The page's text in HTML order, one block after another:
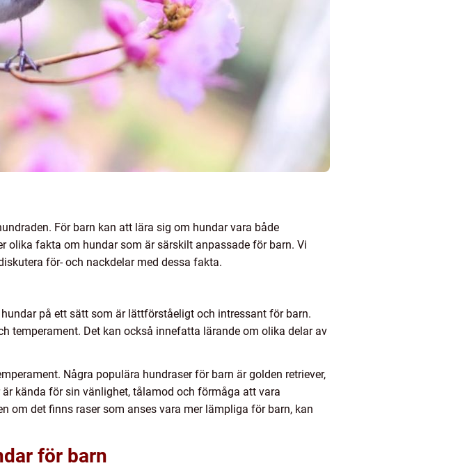
För barn kan att lära sig om hundar vara både
olika fakta om hundar som är särskilt anpassade för barn. Vi
för- och nackdelar med dessa fakta.
på ett sätt som är lättförståeligt och intressant för barn.
temperament. Det kan också innefatta lärande om olika delar av
Några populära hundraser för barn är golden retriever,
kända för sin vänlighet, tålamod och förmåga att vara
om det finns raser som anses vara mer lämpliga för barn, kan
för barn